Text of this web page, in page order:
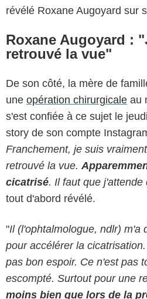
révélé Roxane Augoyard sur
Roxane Augoyard :
retrouvé la vue"
De son côté, la mère de
une opération chirurgicale au
s'est confiée à ce sujet le
story de son compte
Franchement, je suis
retrouvé la vue.
cicatrisé. Il faut que j'attende
tout d'abord révélé.
"Il (l'ophtalmologue, ndlr) m'a
pour accélérer la
pas bon espoir. Ce n'est pas
escompté. Surtout pour une
moins bien que lors de la